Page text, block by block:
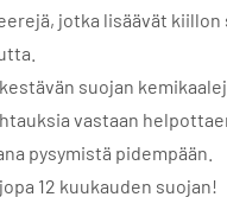
jotka lisäävät kiillon
suojan
vastaan
pysymistä pidempään.
12 kuukauden suojan!